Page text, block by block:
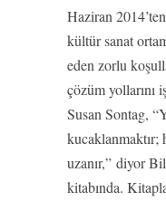
Haziran 2014’ten
kültür sanat
eden zorlu
çözüm yollarını
Susan Sontag,
kucaklanmaktır;
uzanır,” diyor
kitabında.